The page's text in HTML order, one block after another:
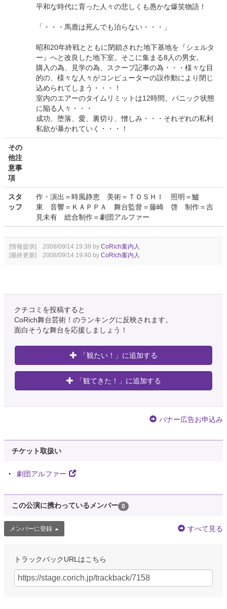
平和な時代に育った人々の悲しくも愚かな爆笑物語！
「・・・馬鹿は死んでも治らない・・・」
昭和20年終戦とともに閉鎖された地下基地を『シェルタ
ー』へと改良した地下室。そこに集まる8人の男女。
購入の為、見学の為、スクープ記事の為・・・様々な目
的の、様々な人々がコンピューターの誤作動により閉じ
込められてしまう・・・！
室内のエアーのタイムリミットは12時間。パニック状態
に陥る人々・・・
成功、堕落、愛、裏切り、憎しみ・・・それぞれの私利
私欲が暴かれていく・・・！
その
他注
意事
項
スタ
ッフ
作・演出＝時風静恵 美術＝ＴＯＳＨＩ 照明＝鱸
東 音響＝ＫＡＰＰＡ 舞台監督＝藤崎 啓 制作＝吉
見未有 総合制作＝劇団アルファー
[情報提供] 2008/09/14 19:38 by CoRich案内人
[最終更新] 2008/09/14 19:40 by CoRich案内人
クチコミを投稿すると
CoRich舞台芸術！のランキングに反映されます。
面白そうな舞台を応援しましょう！
「観たい！」に追加する
「観てきた！」に追加する
バナー広告お申込み
チケット取扱い
劇団アルファー
この公演に携わっているメンバー 0
メンバーに登録 すべて見る
トラックバックURLはこちら